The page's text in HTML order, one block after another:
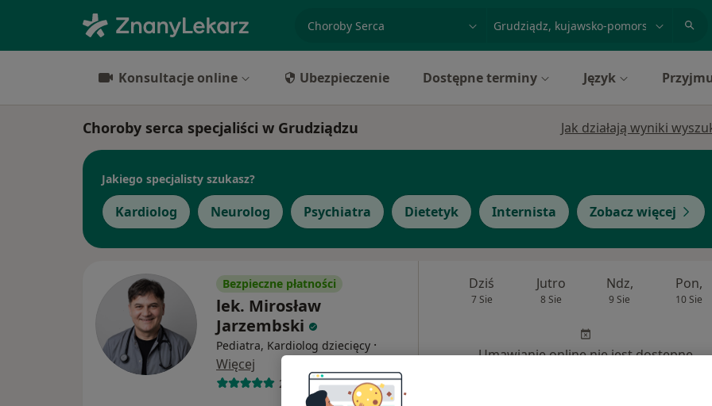
Konsultacje online Ubezpieczenie Dostępne terminy Język
Choroby serca specjaliści w Grudziądzu Jak działają wyniki
Jakiego specjalisty szukasz?
Kardiolog Neurolog Psychiatra Dietetyk Internista Zobacz więcej
Bezpieczne płatności
lek. Mirosław
Jarzembski
Pediatra, Kardiolog dziecięcy ·
Więcej
20 opinii
Dziś
7 Sie
Jutro
8 Sie
Ndz,
9 Sie
Pon,
10 Sie
Umawianie online nie jest dostępne